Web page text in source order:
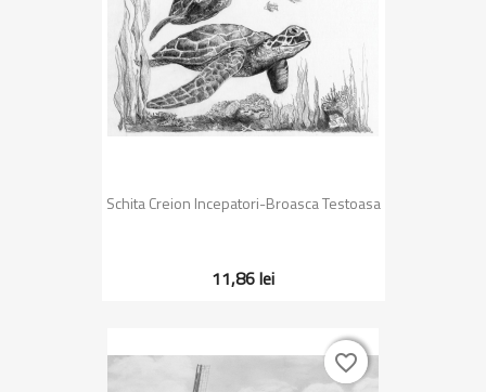
Schita Creion Incepatori-Broasca Testoasa
11,86 lei
favorite_border
favorite_border